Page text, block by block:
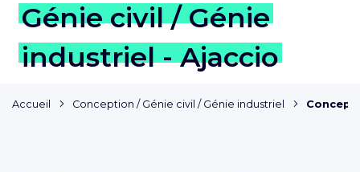
Génie civil / Génie
industriel - Ajaccio
Accueil Conception / Génie civil / Génie industriel